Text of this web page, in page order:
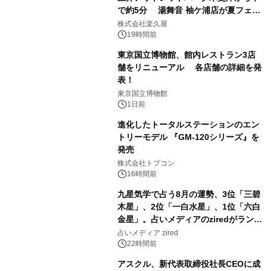
で約5分 湯舞音 袖ケ浦店が夏フェア
メニューを提供
株式会社楽久屋
19時間前
東京国立博物館、館内レストラン3店
舗をリニューアル 各店舗の詳細を発
表！
東京国立博物館
1日前
進化したトータルステーションのエン
トリーモデル 『GM-120シリーズ』を
発売
株式会社トプコン
16時間前
九星気学で占う8月の運勢、3位「三碧
木星」、2位「一白水星」、1位「六白
金星」。占いメディアのziredがランキ
ングを発表
占いメディア zired
22時間前
アスクル、新代表取締役社長CEOに成